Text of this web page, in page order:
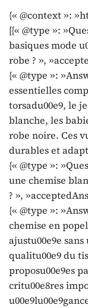
{« @context »:
[{« @type »:
basiques mode
robe ? »,
{« @type »:
essentielles
torsadu00e9, le
blanche, les
robe noire. Ces
durables et
{« @type »:
une chemise
? »,
{« @type »:
chemise en
ajustu00e9e
qualitu00e9 du
proposu00e9es
critu00e8res